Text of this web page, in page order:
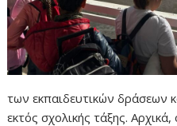
των εκπαιδευτικών δράσεων
εκτός σχολικής τάξης.